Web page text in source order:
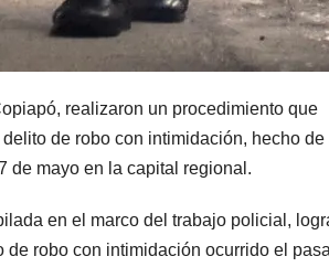
realizaron un procedimiento que
de robo con intimidación, hecho de
de mayo en la capital regional.
en el marco del trabajo policial,
robo con intimidación ocurrido el